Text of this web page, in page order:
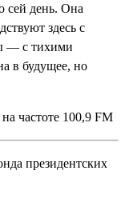
сей день. Она
здесь с
— с тихими
в будущее, но
частоте 100,9 FM
президентских